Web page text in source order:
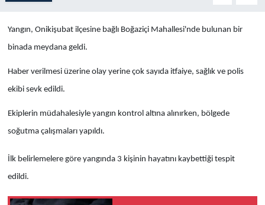
Yangın, Onikişubat ilçesine bağlı Boğaziçi Mahallesi'nde bulunan bir
binada meydana geldi.
Haber verilmesi üzerine olay yerine çok sayıda itfaiye, sağlık ve polis
ekibi sevk edildi.
Ekiplerin müdahalesiyle yangın kontrol altına alınırken, bölgede
soğutma çalışmaları yapıldı.
İlk belirlemelere göre yangında 3 kişinin hayatını kaybettiği tespit
edildi.